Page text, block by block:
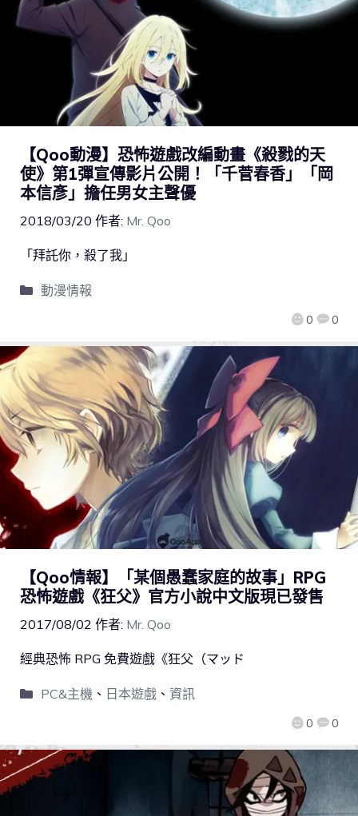
【Qoo動漫】恐怖遊戲改編動畫《殺戮的天
使》第1彈宣傳影片公開！「千菅春香」「岡
本信彥」擔任男女主聲優
2018/03/20 作者: Mr. Qoo
0 0
「拜託你，殺了我」
動漫情報
【Qoo情報】「某個愚蠢家庭的故事」RPG
恐怖遊戲《狂父》官方小說中文版現已發售
2017/08/02 作者: Mr. Qoo
0 0
經典恐怖 RPG 免費遊戲《狂父（マッド
PC&主機 、 日本遊戲、 資訊